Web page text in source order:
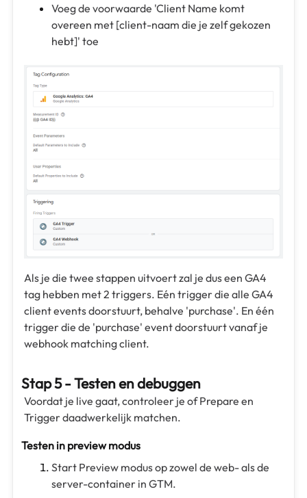
Voeg de voorwaarde 'Client Name komt
overeen met [client-naam die je zelf gekozen
hebt]' toe
Als je die twee stappen uitvoert zal je dus een GA4
tag hebben met 2 triggers. Eén trigger die alle GA4
client events doorstuurt, behalve 'purchase'. En één
trigger die de 'purchase' event doorstuurt vanaf je
webhook matching client.
Stap 5 - Testen en debuggen
Voordat je live gaat, controleer je of Prepare en
Trigger daadwerkelijk matchen.
Testen in preview modus
Start Preview modus op zowel de web- als de
server-container in GTM.